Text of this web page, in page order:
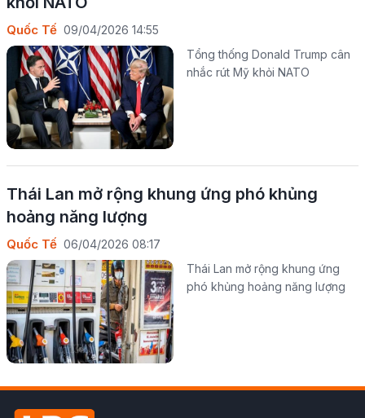
Quốc Tế 09/04/2026 14:55
Tổng thống Donald Trump cân
nhắc rút Mỹ khỏi NATO
Thái Lan mở rộng khung ứng phó khủng
hoảng năng lượng
Quốc Tế 06/04/2026 08:17
Thái Lan mở rộng khung ứng
phó khủng hoảng năng lượng